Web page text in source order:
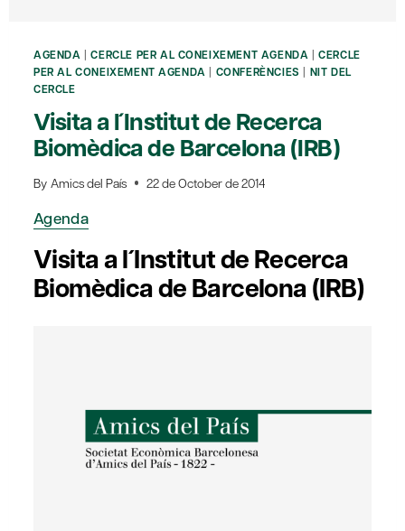
AGENDA |CERCLE PER AL CONEIXEMENT AGENDA |CERCLE
PER AL CONEIXEMENT AGENDA | CONFERÈNCIES | NIT DEL
CERCLE
Visita a l´Institut de Recerca
Biomèdica de Barcelona (IRB)
By Amics del País 22 de October de 2014
Agenda
Visita a l´Institut de Recerca
Biomèdica de Barcelona (IRB)